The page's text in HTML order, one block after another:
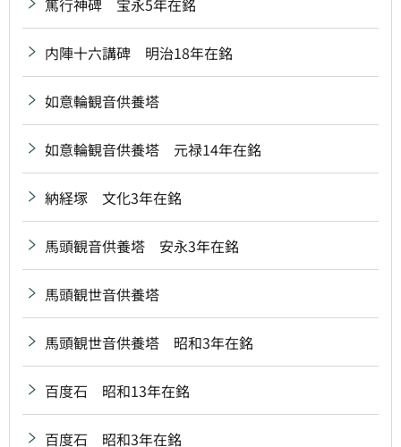
内陣十六講碑 明治18年在銘
如意輪観音供養塔
如意輪観音供養塔 元禄14年在銘
納経塚 文化3年在銘
馬頭観音供養塔 安永3年在銘
馬頭観世音供養塔
馬頭観世音供養塔 昭和3年在銘
百度石 昭和13年在銘
百度石 昭和3年在銘